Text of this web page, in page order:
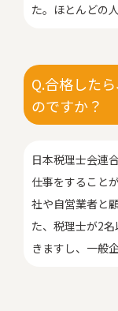
た。ほとんどの
Q.合格した
のですか？
日本税理士会連
仕事をすること
社や自営業者と
た、税理士が2
きますし、一般